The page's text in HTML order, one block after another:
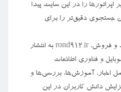
مختلف ۰۹۱۲ و سایر اپراتورها را در این سایت پیدا
جستجوی دقیق‌تر را برای
علاوه بر خرید و فروش، rond912.ir به انتشار
و فناوری اطلاعات
اخبار، آموزش‌ها، بررسی‌ها و
دانش کاربران در این